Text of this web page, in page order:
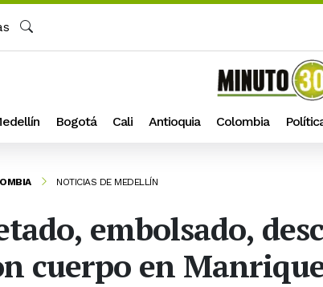
Bogotá Cali Antioquia Colombia
NOTICIAS DE MEDELLÍN
embolsado,
cuerpo en